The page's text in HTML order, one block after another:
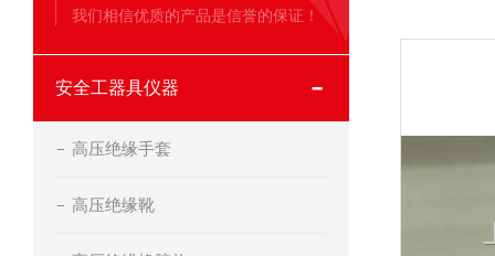
我们相信优质的产品是信誉的保证！
安全工器具仪器
高压绝缘手套
高压绝缘靴